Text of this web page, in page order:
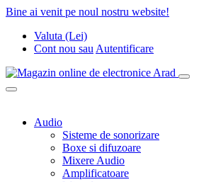
Bine ai venit pe noul nostru website!
Valuta (Lei)
Cont nou sau Autentificare
Audio
Sisteme de sonorizare
Boxe si difuzoare
Mixere Audio
Amplificatoare